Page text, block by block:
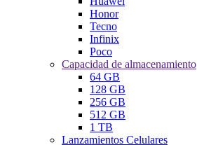
Honor
Tecno
Infinix
Poco
Capacidad de almacenamiento
64 GB
128 GB
256 GB
512 GB
1 TB
Lanzamientos Celulares